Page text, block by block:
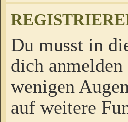
Du musst in
dich
wenigen
auf weitere